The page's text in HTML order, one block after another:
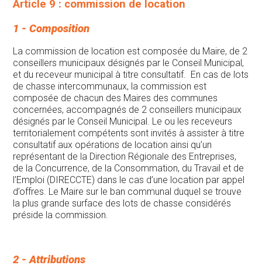
Article 9 : commission de location
1 - Composition
La commission de location est composée du Maire, de 2
conseillers municipaux désignés par le Conseil Municipal,
et du receveur municipal à titre consultatif. En cas de lots
de chasse intercommunaux, la commission est
composée de chacun des Maires des communes
concernées, accompagnés de 2 conseillers municipaux
désignés par le Conseil Municipal. Le ou les receveurs
territorialement compétents sont invités à assister à titre
consultatif aux opérations de location ainsi qu’un
représentant de la Direction Régionale des Entreprises,
de la Concurrence, de la Consommation, du Travail et de
l'Emploi (DIRECCTE) dans le cas d’une location par appel
d’offres. Le Maire sur le ban communal duquel se trouve
la plus grande surface des lots de chasse considérés
préside la commission.
2 - Attributions